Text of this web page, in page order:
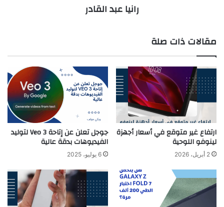
رانيا عبد القادر
مقالات ذات صلة
ارتفاع غير متوقع في أسعار أجهزة
لينوفو اللوحية
2 أبريل، 2026
جوجل تعلن عن إتاحة Veo 3 لتوليد
الفيديوهات بدقة عالية
6 يوليو، 2025